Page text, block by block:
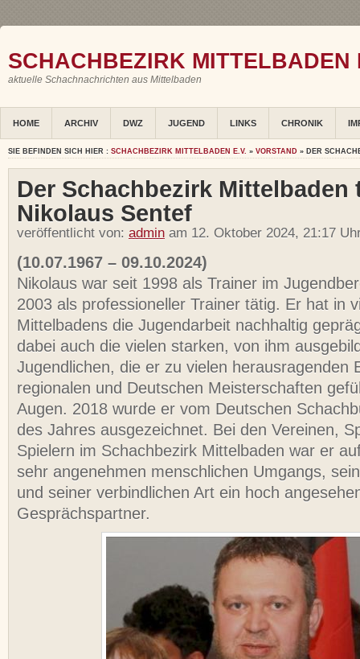
SCHACHBEZIRK MITTELBADEN
aktuelle Schachnachrichten aus Mittelbaden
HOME ARCHIV DWZ JUGEND LINKS CHRONIK
SIE BEFINDEN SICH HIER : SCHACHBEZIRK MITTELBADEN E.V. » VORSTAND » DER
Der Schachbezirk Mittelbaden
Nikolaus Sentef
veröffentlicht von: admin am 12. Oktober 2024, 21:17
(10.07.1967 – 09.10.2024)
Nikolaus war seit 1998 als Trainer im
2003 als professioneller Trainer tätig. Er hat in
Mittelbadens die Jugendarbeit nachhaltig
dabei auch die vielen starken, von ihm
Jugendlichen, die er zu vielen herausragenden
regionalen und Deutschen Meisterschaften
Augen. 2018 wurde er vom Deutschen
des Jahres ausgezeichnet. Bei den Vereinen,
Spielern im Schachbezirk Mittelbaden war er
sehr angenehmen menschlichen Umgangs,
und seiner verbindlichen Art ein hoch
Gesprächspartner.